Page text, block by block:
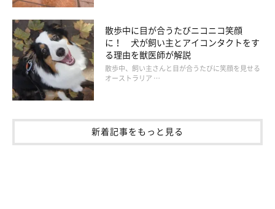
歩……距離も歩くので時間もかかる」
「散歩中に帰宅拒否されたとき。ピクリとも動かない」
散歩中に目が合うたびニコニコ笑顔
に！ 犬が飼い主とアイコンタクトをす
る理由を獣医師が解説
散歩中、飼い主さんと目が合うたびに笑顔を見せる
オーストラリア …
新着記事をもっと見る